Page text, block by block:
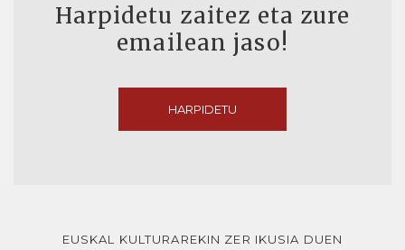
Harpidetu zaitez eta zure
emailean jaso!
HARPIDETU
EUSKAL KULTURAREKIN ZER IKUSIA DUEN